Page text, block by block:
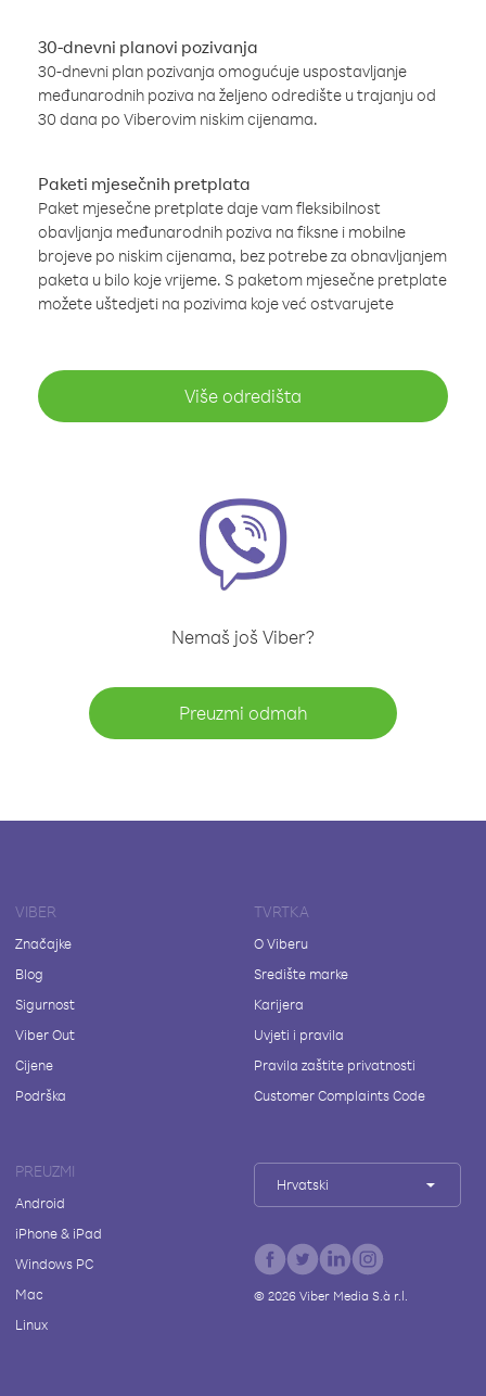
30-dnevni planovi pozivanja
30-dnevni plan pozivanja omogućuje uspostavljanje
međunarodnih poziva na željeno odredište u trajanju od
30 dana po Viberovim niskim cijenama.
Paketi mjesečnih pretplata
Paket mjesečne pretplate daje vam fleksibilnost
obavljanja međunarodnih poziva na fiksne i mobilne
brojeve po niskim cijenama, bez potrebe za obnavljanjem
paketa u bilo koje vrijeme. S paketom mjesečne pretplate
možete uštedjeti na pozivima koje već ostvarujete
Više odredišta
Nemaš još Viber?
Preuzmi odmah
VIBER
Značajke
Blog
Sigurnost
Viber Out
Cijene
Podrška
TVRTKA
O Viberu
Središte marke
Karijera
Uvjeti i pravila
Pravila zaštite privatnosti
Customer Complaints Code
PREUZMI
Android
iPhone & iPad
Windows PC
Mac
Linux
Hrvatski
© 2026Viber Media S.à r.l.